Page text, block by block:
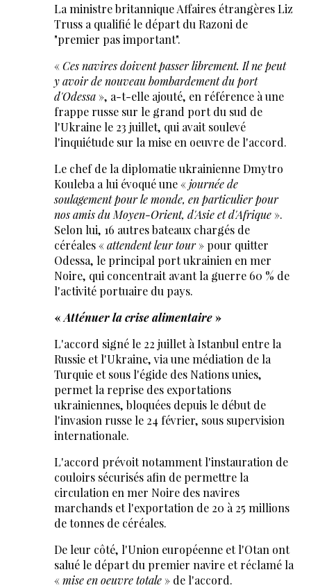
La ministre britannique Affaires étrangères Liz
Truss a qualifié le départ du Razoni de
"premier pas important".
«Ces navires doivent passer librement. Il ne peut
y avoir de nouveau bombardement du port
d'Odessa», a-t-elle ajouté, en référence à une
frappe russe sur le grand port du sud de
l'Ukraine le 23 juillet, qui avait soulevé
l'inquiétude sur la mise en oeuvre de l'accord.
Le chef de la diplomatie ukrainienne Dmytro
Kouleba a lui évoqué une «journée de
soulagement pour le monde, en particulier pour
nos amis du Moyen-Orient, d'Asie et d'Afrique».
Selon lui, 16 autres bateaux chargés de
céréales «attendent leur tour» pour quitter
Odessa, le principal port ukrainien en mer
Noire, qui concentrait avant la guerre 60 % de
l'activité portuaire du pays.
«Atténuer la crise alimentaire»
L'accord signé le 22 juillet à Istanbul entre la
Russie et l'Ukraine, via une médiation de la
Turquie et sous l'égide des Nations unies,
permet la reprise des exportations
ukrainiennes, bloquées depuis le début de
l'invasion russe le 24 février, sous supervision
internationale.
L'accord prévoit notamment l'instauration de
couloirs sécurisés afin de permettre la
circulation en mer Noire des navires
marchands et l'exportation de 20 à 25 millions
de tonnes de céréales.
De leur côté, l'Union européenne et l'Otan ont
salué le départ du premier navire et réclamé la
«mise en oeuvre totale» de l'accord.